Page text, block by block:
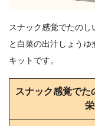
スナック感覚でたの
と白菜の出汁しょう
キットです。
スナック感覚でた